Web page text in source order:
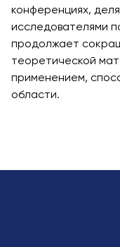
конференциях,
исследователями
продолжает
теоретической
применением,
области.